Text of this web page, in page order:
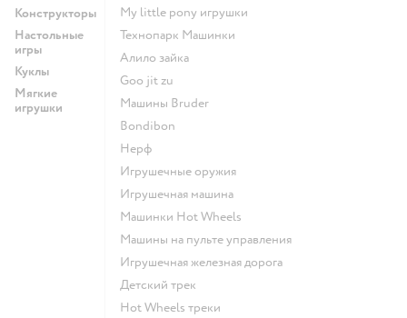
Конструкторы
Настольные
игры
Куклы
Мягкие
игрушки
my little pony игрушки
Технопарк Машинки
Алило зайка
Goo jit zu
Машины Bruder
Bondibon
Нерф
Игрушечные оружия
Игрушечная машина
Машинки Hot Wheels
Машины на пульте управления
Игрушечная железная дорога
Детский трек
Hot Wheels треки